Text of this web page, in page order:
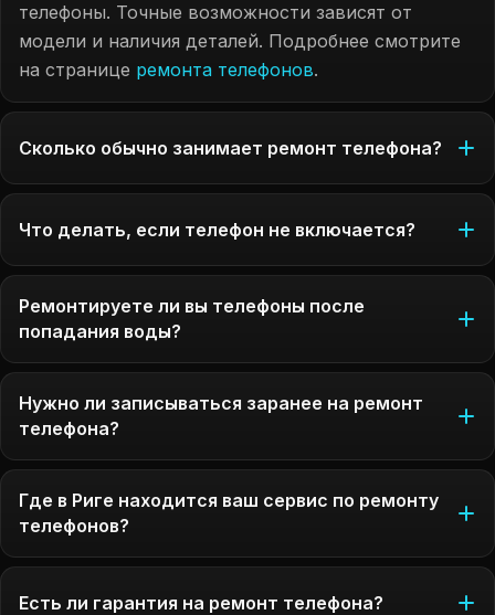
телефоны. Точные возможности зависят от
модели и наличия деталей. Подробнее смотрите
на странице ремонта телефонов.
Сколько обычно занимает ремонт телефона?
Что делать, если телефон не включается?
Ремонтируете ли вы телефоны после
попадания воды?
Нужно ли записываться заранее на ремонт
телефона?
Где в Риге находится ваш сервис по ремонту
телефонов?
Есть ли гарантия на ремонт телефона?